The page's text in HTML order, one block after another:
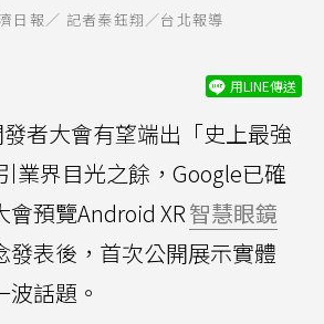
日報／ 記者秦鈺翔／台北報導
用LINE傳送
發者大會有望端出「史上最強
業界目光之餘，Google已確
預覽Android XR智慧眼鏡
發表後，首次公開展示實體
話題。